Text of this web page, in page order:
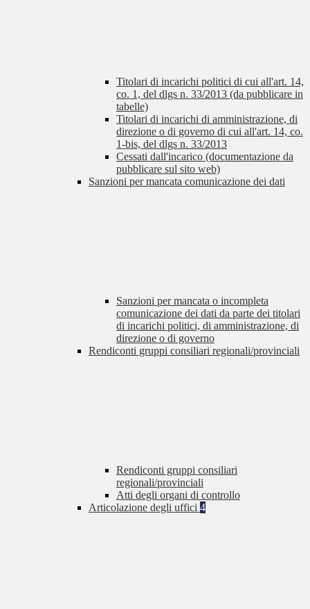
Titolari di incarichi politici di cui all'art. 14,
co. 1, del dlgs n. 33/2013 (da pubblicare in
tabelle)
Titolari di incarichi di amministrazione, di
direzione o di governo di cui all'art. 14, co.
1-bis, del dlgs n. 33/2013
Cessati dall'incarico (documentazione da
pubblicare sul sito web)
Sanzioni per mancata comunicazione dei dati
Sanzioni per mancata o incompleta
comunicazione dei dati da parte dei titolari
di incarichi politici, di amministrazione, di
direzione o di governo
Rendiconti gruppi consiliari regionali/provinciali
Rendiconti gruppi consiliari
regionali/provinciali
Atti degli organi di controllo
Articolazione degli uffici 4